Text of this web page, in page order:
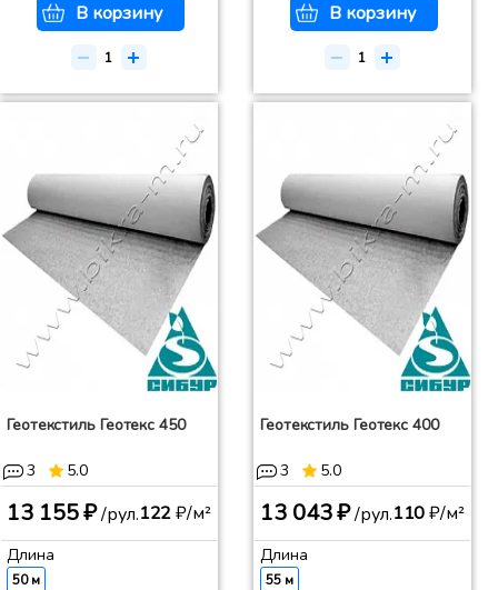
В корзину В корзину
Геотекстиль Геотекс 450
3 5.0
13 155 ₽/рул.122₽/м²
Длина
50 м
Геотекстиль Геотекс 400
3 5.0
13 043 ₽/рул.110₽/м²
Длина
55 м